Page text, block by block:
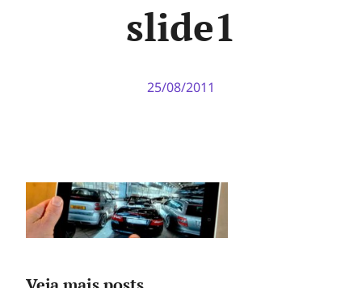
slide1
25/08/2011